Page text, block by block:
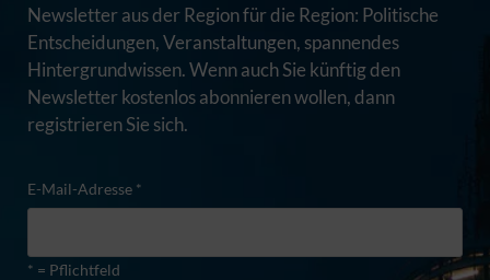
Newsletter aus der Region für die Region: Politische
Entscheidungen, Veranstaltungen, spannendes
Hintergrundwissen. Wenn auch Sie künftig den
Newsletter kostenlos abonnieren wollen, dann
registrieren Sie sich.
E-Mail-Adresse *
* = Pflichtfeld